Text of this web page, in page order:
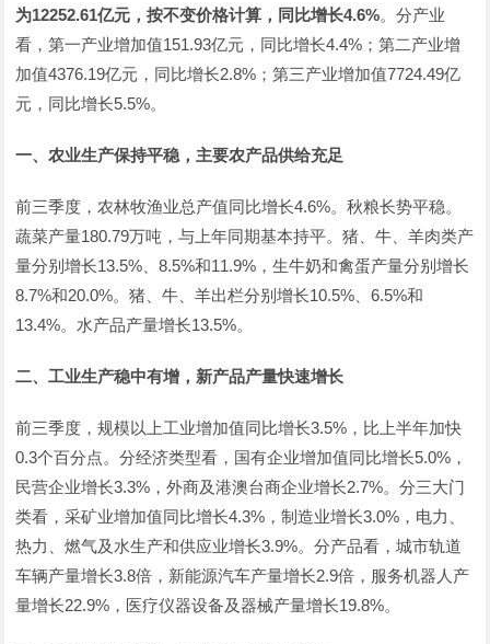
为12252.61亿元，按不变价格计算，同比增长4.6%。分产业
看，第一产业增加值151.93亿元，同比增长4.4%；第二产业增
加值4376.19亿元，同比增长2.8%；第三产业增加值7724.49亿
元，同比增长5.5%。
一、农业生产保持平稳，主要农产品供给充足
前三季度，农林牧渔业总产值同比增长4.6%。秋粮长势平稳。
蔬菜产量180.79万吨，与上年同期基本持平。猪、牛、羊肉类产
量分别增长13.5%、8.5%和11.9%，生牛奶和禽蛋产量分别增长
8.7%和20.0%。猪、牛、羊出栏分别增长10.5%、6.5%和
13.4%。水产品产量增长13.5%。
二、工业生产稳中有增，新产品产量快速增长
前三季度，规模以上工业增加值同比增长3.5%，比上半年加快
0.3个百分点。分经济类型看，国有企业增加值同比增长5.0%，
民营企业增长3.3%，外商及港澳台商企业增长2.7%。分三大门
类看，采矿业增加值同比增长4.3%，制造业增长3.0%，电力、
热力、燃气及水生产和供应业增长3.9%。分产品看，城市轨道
车辆产量增长3.8倍，新能源汽车产量增长2.9倍，服务机器人产
量增长22.9%，医疗仪器设备及器械产量增长19.8%。